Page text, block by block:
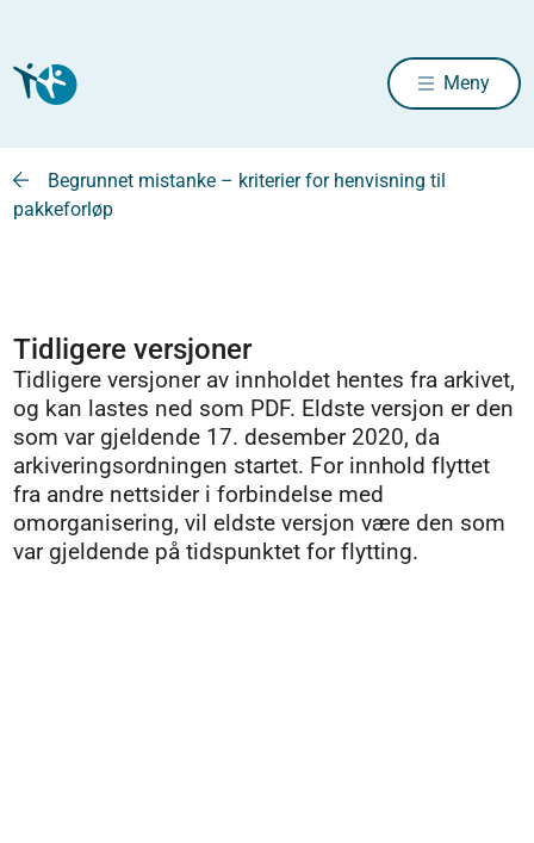
Meny
Begrunnet mistanke – kriterier for henvisning til
pakkeforløp
Tidligere versjoner
Tidligere versjoner av innholdet hentes fra arkivet,
og kan lastes ned som PDF. Eldste versjon er den
som var gjeldende 17. desember 2020, da
arkiveringsordningen startet. For innhold flyttet
fra andre nettsider i forbindelse med
omorganisering, vil eldste versjon være den som
var gjeldende på tidspunktet for flytting.